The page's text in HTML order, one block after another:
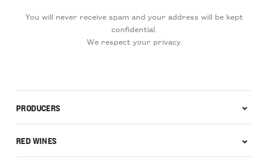
You will never receive spam and your address will be kept
confidential.
We respect your privacy.
PRODUCERS
RED WINES